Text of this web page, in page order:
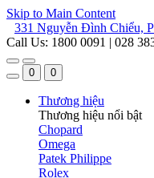
Skip to Main Content
331 Nguyễn Đình Chiểu,
Call Us: 1800 0091 | 028
0 0
Thương hiệu
Thương hiệu nổi bật
Chopard
Omega
Patek Philippe
Rolex